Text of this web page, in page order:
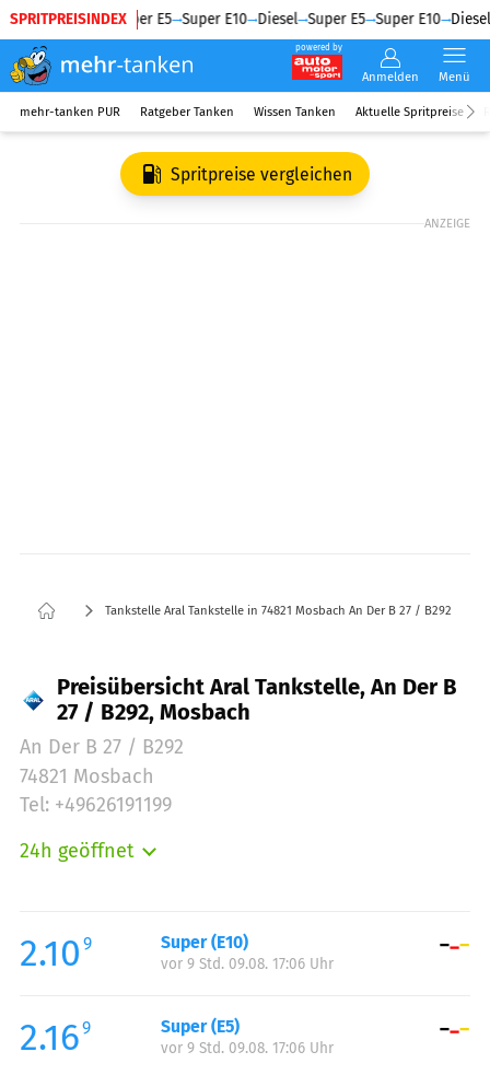
SPRITPREISINDEX
Diesel Super E5 Super E10 Diesel Super E5 Super E10 Diesel
powered by
Anmelden Menü
mehr-tanken PUR Ratgeber Tanken Wissen Tanken Aktuelle Spritpreise
Spritpreise vergleichen
ANZEIGE
Tankstelle Aral Tankstelle in 74821 Mosbach An Der B 27 / B292
Preisübersicht Aral Tankstelle, An Der B
27 / B292, Mosbach
An Der B 27 / B292
74821 Mosbach
Tel: +49626191199
24h geöffnet
Mittwoch:
00:00-24:00
Donnerstag:
Samstag:
00:00-24:00
Sonntag:
2.10 9 Super (E10)
vor 9 Std. 09.08. 17:06 Uhr
2.169 Super (E5)
vor 9 Std. 09.08. 17:06 Uhr